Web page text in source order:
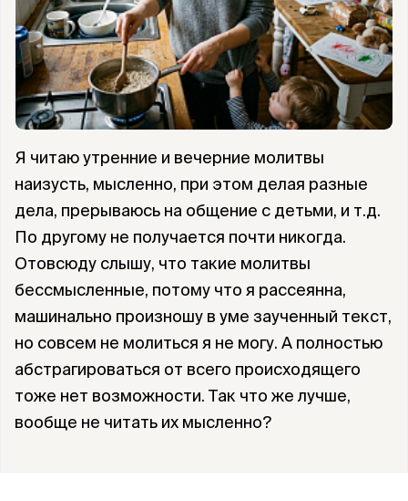
Я читаю утренние и вечерние молитвы
наизусть, мысленно, при этом делая разные
дела, прерываюсь на общение с детьми, и т.д.
По другому не получается почти никогда.
Отовсюду слышу, что такие молитвы
бессмысленные, потому что я рассеянна,
машинально произношу в уме заученный текст,
но совсем не молиться я не могу. А полностью
абстрагироваться от всего происходящего
тоже нет возможности. Так что же лучше,
вообще не читать их мысленно?